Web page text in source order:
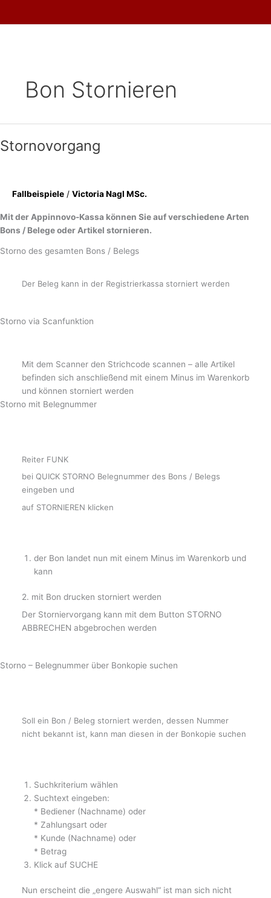
Bon Stornieren
Stornovorgang
Fallbeispiele / Victoria Nagl MSc.
Mit der Appinnovo-Kassa können Sie auf verschiedene Arten
Bons / Belege oder Artikel stornieren.
Storno des gesamten Bons / Belegs
Der Beleg kann in der Registrierkassa storniert werden
Storno via Scanfunktion
Mit dem Scanner den Strichcode scannen – alle Artikel
befinden sich anschließend mit einem Minus im Warenkorb
und können storniert werden
Storno mit Belegnummer
Reiter FUNK
bei QUICK STORNO Belegnummer des Bons / Belegs
eingeben und
auf STORNIEREN klicken
der Bon landet nun mit einem Minus im Warenkorb und
kann
2. mit Bon drucken storniert werden
Der Storniervorgang kann mit dem Button STORNO
ABBRECHEN abgebrochen werden
Storno – Belegnummer über Bonkopie suchen
Soll ein Bon / Beleg storniert werden, dessen Nummer
nicht bekannt ist, kann man diesen in der Bonkopie suchen
Suchkriterium wählen
Suchtext eingeben:
* Bediener (Nachname) oder
* Zahlungsart oder
* Kunde (Nachname) oder
* Betrag
Klick auf SUCHE
Nun erscheint die „engere Auswahl“ ist man sich nicht